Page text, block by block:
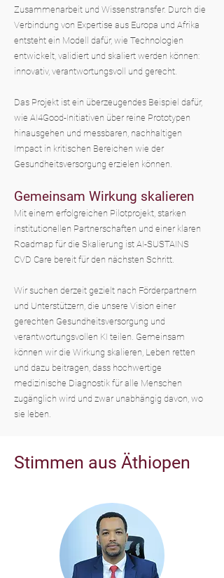
Zusammenarbeit und Wissenstransfer. Durch die
Verbindung von Expertise aus Europa und Afrika
entsteht ein Modell dafür, wie Technologien
entwickelt, validiert und skaliert werden können:
innovativ, verantwortungsvoll und gerecht.
Das Projekt ist ein überzeugendes Beispiel dafür,
wie AI4Good-Initiativen über reine Prototypen
hinausgehen und messbaren, nachhaltigen
Impact in kritischen Bereichen wie der
Gesundheitsversorgung erzielen können.
Gemeinsam Wirkung skalieren
Mit einem erfolgreichen Pilotprojekt, starken
institutionellen Partnerschaften und einer klaren
Roadmap für die Skalierung ist AI-SUSTAINS
CVD Care bereit für den nächsten Schritt.
Wir suchen derzeit gezielt nach Förderpartnern
und Unterstützern, die unsere Vision einer
gerechten Gesundheitsversorgung und
verantwortungsvollen KI teilen. Gemeinsam
können wir die Wirkung skalieren, Leben retten
und dazu beitragen, dass hochwertige
medizinische Diagnostik für alle Menschen
zugänglich wird und zwar unabhängig davon, wo
sie leben.
Stimmen aus Äthiopen